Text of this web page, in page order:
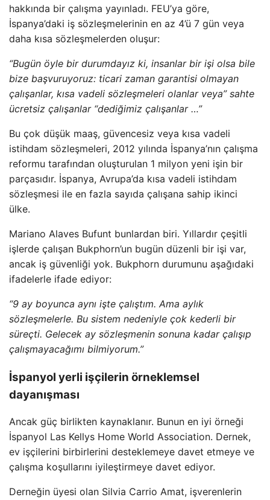
hakkında bir çalışma yayınladı. FEU’ya göre,
İspanya’daki iş sözleşmelerinin en az 4’ü 7 gün veya
daha kısa sözleşmelerden oluşur:
“Bugün öyle bir durumdayız ki, insanlar bir işi olsa bile
bize başvuruyoruz: ticari zaman garantisi olmayan
çalışanlar, kısa vadeli sözleşmeleri olanlar veya” sahte
ücretsiz çalışanlar “dediğimiz çalışanlar …”
Bu çok düşük maaş, güvencesiz veya kısa vadeli
istihdam sözleşmeleri, 2012 yılında İspanya’nın çalışma
reformu tarafından oluşturulan 1 milyon yeni işin bir
parçasıdır. İspanya, Avrupa’da kısa vadeli istihdam
sözleşmesi ile en fazla sayıda çalışana sahip ikinci
ülke.
Mariano Alaves Bufunt bunlardan biri. Yıllardır çeşitli
işlerde çalışan Bukphorn’un bugün düzenli bir işi var,
ancak iş güvenliği yok. Bukphorn durumunu aşağıdaki
ifadelerle ifade ediyor:
“9 ay boyunca aynı işte çalıştım. Ama aylık
sözleşmelerle. Bu sistem nedeniyle çok kederli bir
süreçti. Gelecek ay sözleşmenin sonuna kadar çalışıp
çalışmayacağımı bilmiyorum.”
İspanyol yerli işçilerin örneklemsel
dayanışması
Ancak güç birlikten kaynaklanır. Bunun en iyi örneği
İspanyol Las Kellys Home World Association. Dernek,
ev işçilerini birbirlerini desteklemeye davet etmeye ve
çalışma koşullarını iyileştirmeye davet ediyor.
Derneğin üyesi olan Silvia Carrio Amat, işverenlerin